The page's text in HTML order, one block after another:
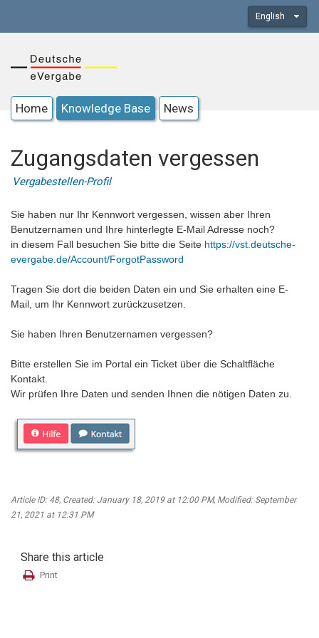
English
Home Knowledge Base News
Zugangsdaten vergessen
Vergabestellen-Profil
Sie haben nur Ihr Kennwort vergessen, wissen aber Ihren
Benutzernamen und Ihre hinterlegte E-Mail Adresse noch?
in diesem Fall besuchen Sie bitte die Seite https://vst.deutsche-
evergabe.de/Account/ForgotPassword
Tragen Sie dort die beiden Daten ein und Sie erhalten eine E-
Mail, um Ihr Kennwort zurückzusetzen.
Sie haben Ihren Benutzernamen vergessen?
Bitte erstellen Sie im Portal ein Ticket über die Schaltfläche
Kontakt.
Wir prüfen Ihre Daten und senden Ihnen die nötigen Daten zu.
Article ID: 48, Created: January 18, 2019 at 12:00 PM, Modified: September
21, 2021 at 12:31 PM
Share this article
Print